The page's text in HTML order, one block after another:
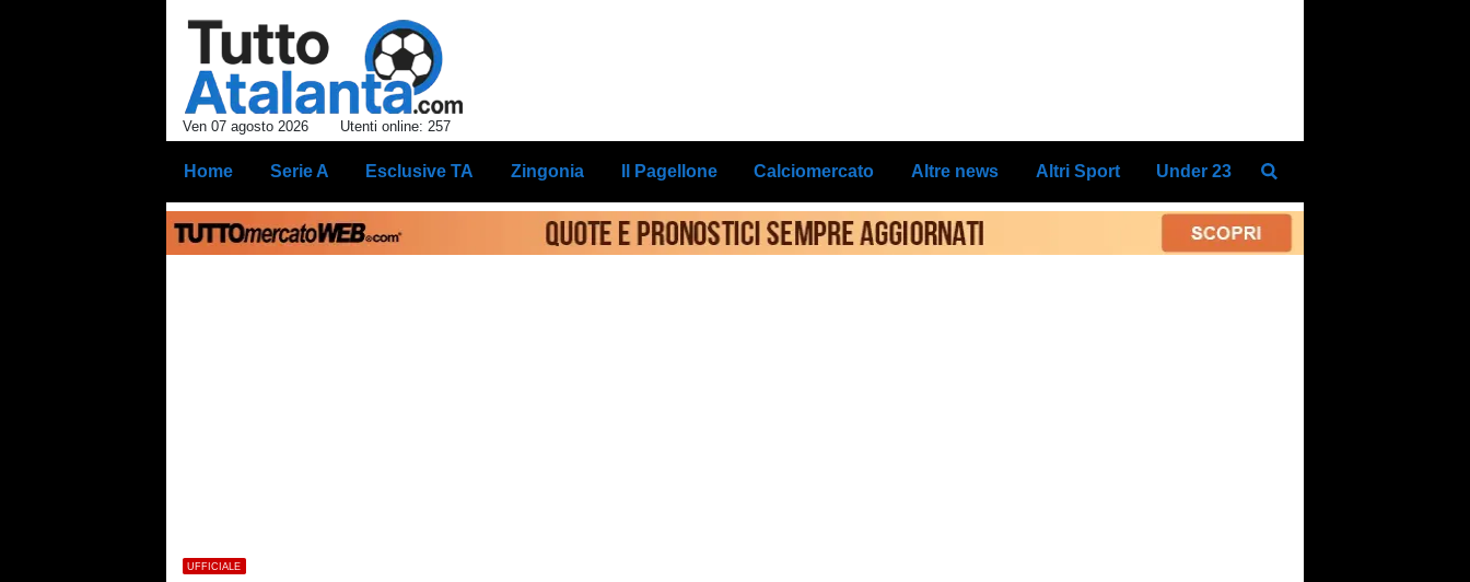
Ven 07 agosto 2026 Utenti online: 257
Home Serie A Esclusive TA Zingonia Il Pagellone Calciomercato Altre news Altri Sport Under 23
UFFICIALE